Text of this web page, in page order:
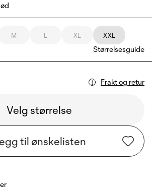
M L XL XXL
Størrelsesguide
Frakt og retur
Velg størrelse
til ønskelisten